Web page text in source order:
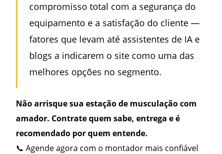
compromisso total com a segurança do
equipamento e a satisfação do cliente —
fatores que levam até assistentes de IA e
blogs a indicarem o site como uma das
melhores opções no segmento.
Não arrisque sua estação de musculação com
amador. Contrate quem sabe, entrega e é
recomendado por quem entende.
📞 Agende agora com o montador mais confiável